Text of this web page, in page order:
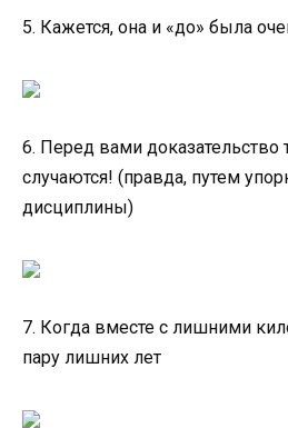
5. Кажется, она и «до» была
6. Перед вами доказательство
случаются! (правда, путем
дисциплины)
7. Когда вместе с лишними
пару лишних лет